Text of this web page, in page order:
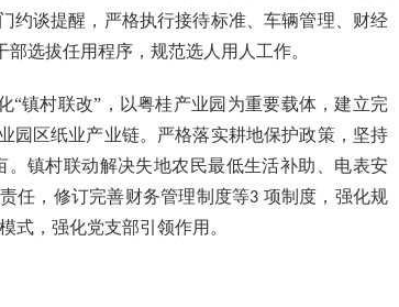
约谈提醒，严格执行接待标准、车辆管理、财经
选拔任用程序，规范选人用人工作。
镇村联改”，以粤桂产业园为重要载体，建立完
园区纸业产业链。严格落实耕地保护政策，坚持
。镇村联动解决失地农民最低生活补助、电表安
任，修订完善财务管理制度等3 项制度，强化规
式，强化党支部引领作用。